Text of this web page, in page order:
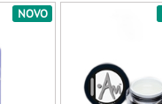
NOVO